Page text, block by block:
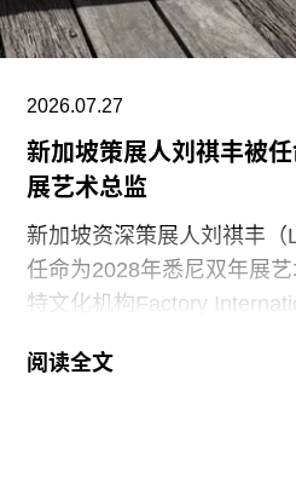
1952年共同完成。艾诺于
与艾丽莎结婚。两人还共
（Lake
2026.07.27
新加坡策展人刘祺丰被
展艺术总监
新加坡资深策展人刘祺丰
任命为2028年悉尼双年展
特文化机构Factory
阅读全文